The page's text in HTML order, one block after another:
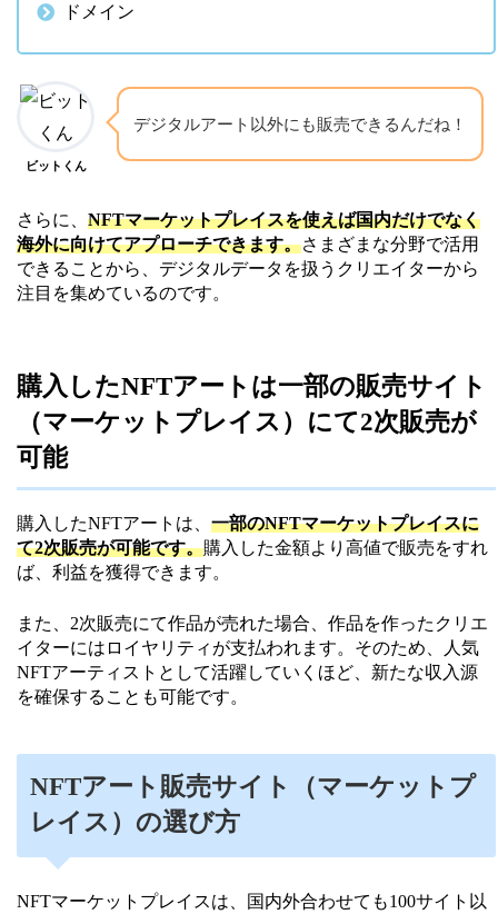
ドメイン
ビットくん
デジタルアート以外にも販売できるんだね！
さらに、 NFTマーケットプレイスを使えば国内だけでなく
海外に向けてアプローチできます。さまざまな分野で活用
できることから、デジタルデータを扱うクリエイターから
注目を集めているのです。
購入したNFTアートは一部の販売サイト
（マーケットプレイス）にて2次販売が
可能
購入したNFTアートは、 一部のNFTマーケットプレイスに
て2次販売が可能です。購入した金額より高値で販売をすれ
ば、利益を獲得できます。
また、2次販売にて作品が売れた場合、作品を作ったクリエ
イターにはロイヤリティが支払われます。そのため、人気
NFTアーティストとして活躍していくほど、新たな収入源
を確保することも可能です。
NFTアート販売サイト（マーケットプ
レイス）の選び方
NFTマーケットプレイスは、国内外合わせても100サイト以